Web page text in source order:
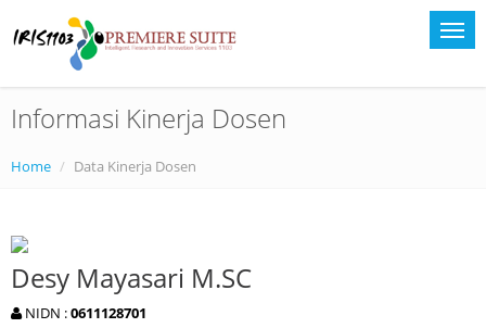
Informasi Kinerja Dosen
Home Data Kinerja Dosen
Desy Mayasari M.SC
NIDN :0611128701